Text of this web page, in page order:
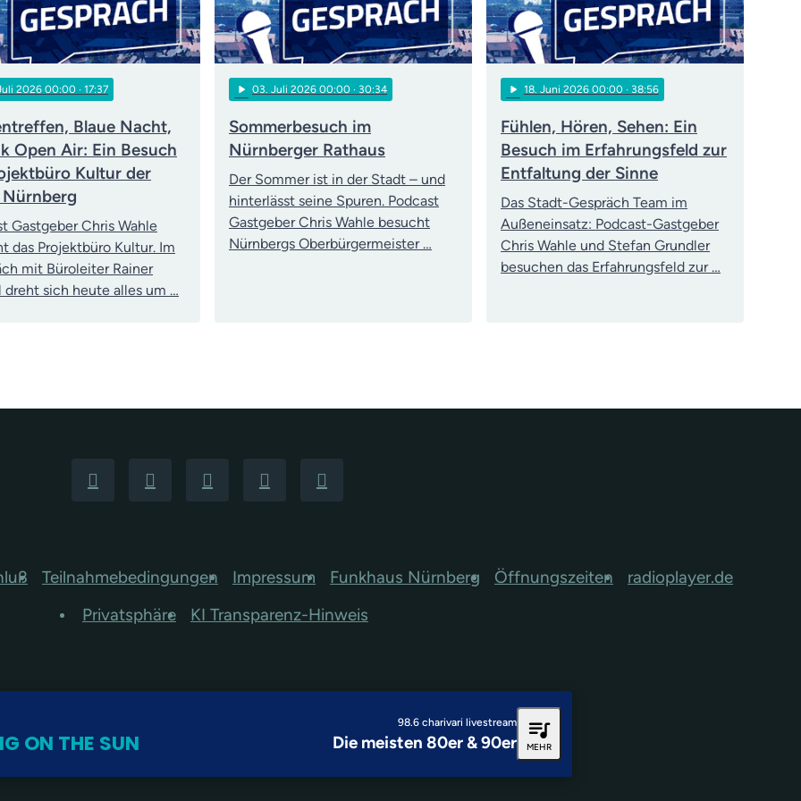
Juli 2026 00:00 · 17:37
Blaue Nacht,
Open Air: Ein Besuch
Kultur der
Gastgeber Chris Wahle
das Projektbüro Kultur. Im
mit Büroleiter Rainer
dreht sich heute alles um …
play_arrow 03 . Juli 2026 00:00 · 30:34
Sommerbesuch im
Nürnberger Rathaus
Der Sommer ist in der Stadt – und
hinterlässt seine Spuren. Podcast
Gastgeber Chris Wahle besucht
Nürnbergs Oberbürgermeister …
play_arrow 18 . Juni 2026 00:00 · 38:56
Fühlen, Hören, Sehen: Ein
Besuch im Erfahrungsfeld zur
Entfaltung der Sinne
Das Stadt-Gespräch Team im
Außeneinsatz: Podcast-Gastgeber
Chris Wahle und Stefan Grundler
besuchen das Erfahrungsfeld zur …
Teilnahmebedingungen Impressum Funkhaus Nürnberg Öffnungszeiten
radioplayer.de
Privatsphäre
KI Transparenz-Hinweis
ON THE SUN Die meisten 80er & 90er
98.6 charivari livestream queue_music